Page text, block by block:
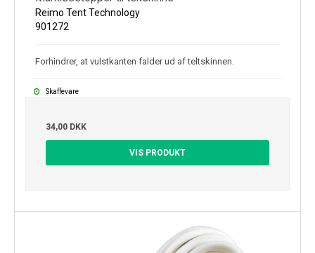
Reimo Tent Technology
901272
Forhindrer, at vulstkanten falder ud af teltskinnen.
Skaffevare
34,00 DKK
VIS PRODUKT